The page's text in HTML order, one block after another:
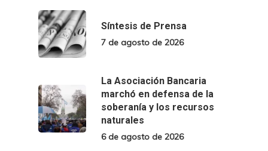
Síntesis de Prensa
7 de agosto de 2026
La Asociación Bancaria
marchó en defensa de la
soberanía y los recursos
naturales
6 de agosto de 2026